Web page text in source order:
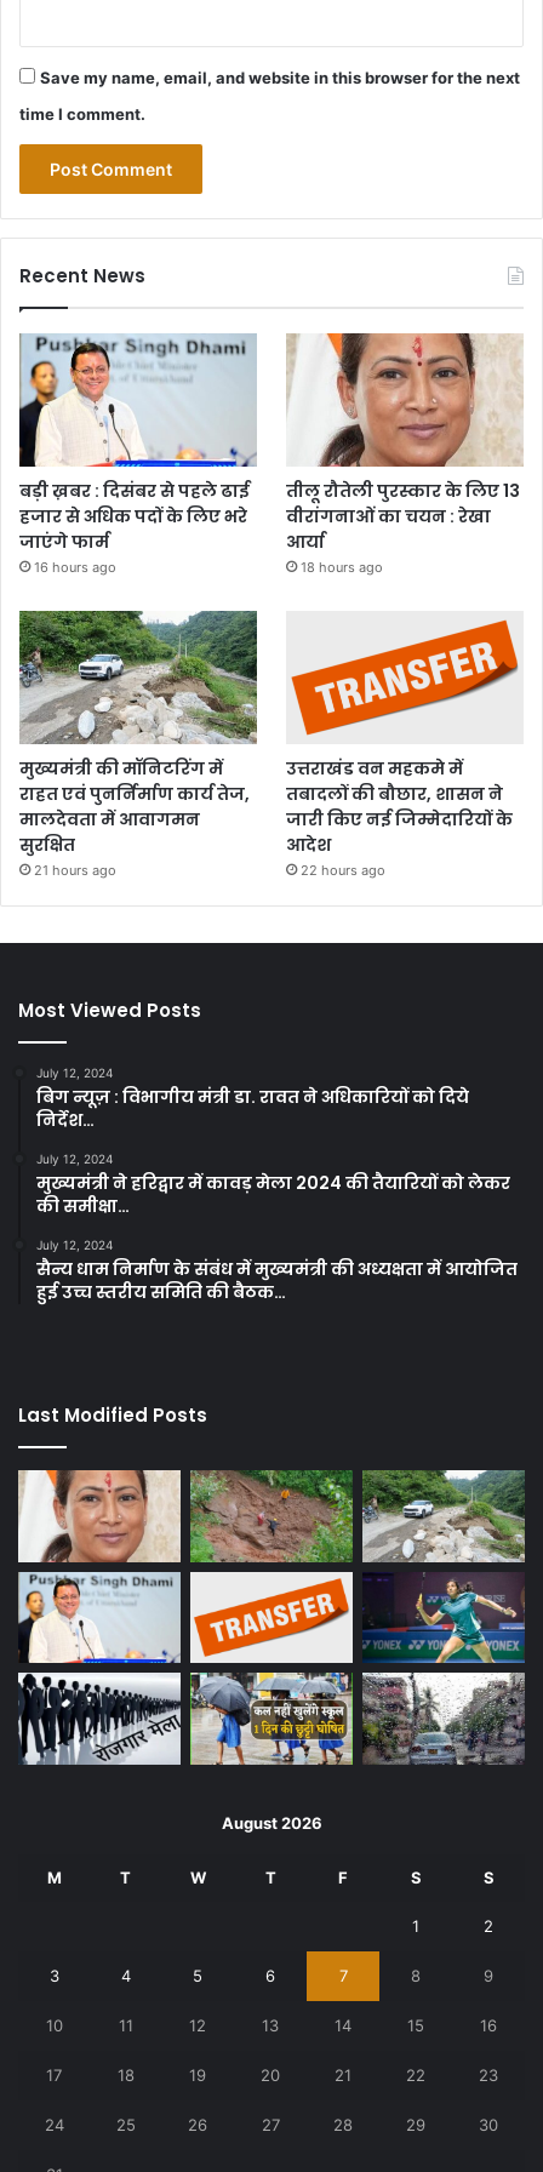
Save my name, email, and website in this browser for the next
time I comment.
Recent News
बड़ी ख़बर : दिसंबर से पहले ढाई
हजार से अधिक पदों के लिए भरे
जाएंगे फार्म
16 hours ago
तीलू रौतेली पुरस्कार के लिए 13
वीरांगनाओं का चयन : रेखा
आर्या
18 hours ago
मुख्यमंत्री की मॉनिटरिंग में
राहत एवं पुनर्निर्माण कार्य तेज,
मालदेवता में आवागमन
सुरक्षित
21 hours ago
उत्तराखंड वन महकमे में
तबादलों की बौछार, शासन ने
जारी किए नई जिम्मेदारियों के
आदेश
22 hours ago
Most Viewed Posts
July 12, 2024
बिग न्यूज़ : विभागीय मंत्री डा. रावत ने अधिकारियों को दिये
निर्देश…
July 12, 2024
मुख्यमंत्री ने हरिद्वार में कावड़ मेला 2024 की तैयारियों को लेकर
की समीक्षा…
July 12, 2024
सैन्य धाम निर्माण के संबंध में मुख्यमंत्री की अध्यक्षता में आयोजित
हुई उच्च स्तरीय समिति की बैठक…
Last Modified Posts
August 2026
M T W T F S S
1 2
3 4 5 6 7 8 9
10 11 12 13 14 15 16
17 18 19 20 21 22 23
24 25 26 27 28 29 30